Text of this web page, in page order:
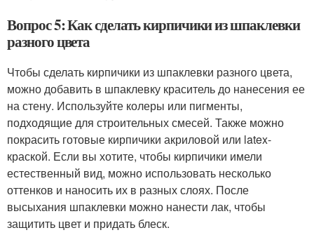
Вопрос 5: Как сделать кирпичики из шпаклевки
разного цвета
Чтобы сделать кирпичики из шпаклевки разного цвета,
можно добавить в шпаклевку краситель до нанесения ее
на стену. Используйте колеры или пигменты,
подходящие для строительных смесей. Также можно
покрасить готовые кирпичики акриловой или latex-
краской. Если вы хотите, чтобы кирпичики имели
естественный вид, можно использовать несколько
оттенков и наносить их в разных слоях. После
высыхания шпаклевки можно нанести лак, чтобы
защитить цвет и придать блеск.